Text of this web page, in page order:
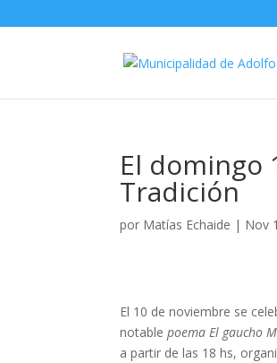
El domingo
Tradición
por Matías Echaide | Nov
El 10 de noviembre se
notablepoemaEl gaucho
a partir de las 18 hs,